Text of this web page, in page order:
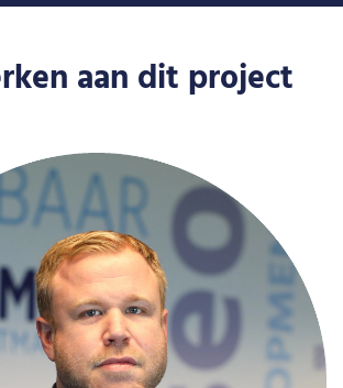
aan dit project